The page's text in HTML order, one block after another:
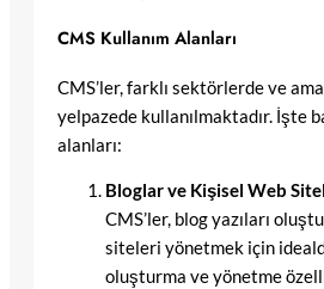
CMS Kullanım Alanları
CMS’ler, farklı sektörlerde ve
yelpazede kullanılmaktadır. İşte
alanları:
Bloglar ve Kişisel Web
CMS’ler, blog yazıları
siteleri yönetmek için
oluşturma ve yönetme